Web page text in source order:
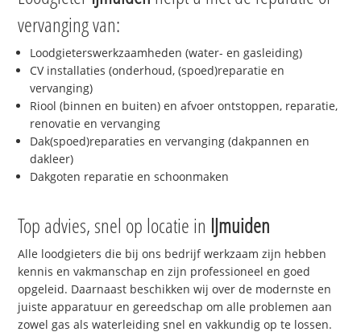
vervanging van:
Loodgieterswerkzaamheden (water- en gasleiding)
CV installaties (onderhoud, (spoed)reparatie en
vervanging)
Riool (binnen en buiten) en afvoer ontstoppen, reparatie,
renovatie en vervanging
Dak(spoed)reparaties en vervanging (dakpannen en
dakleer)
Dakgoten reparatie en schoonmaken
Top advies, snel op locatie in IJmuiden
Alle loodgieters die bij ons bedrijf werkzaam zijn hebben
kennis en vakmanschap en zijn professioneel en goed
opgeleid. Daarnaast beschikken wij over de modernste en
juiste apparatuur en gereedschap om alle problemen aan
zowel gas als waterleiding snel en vakkundig op te lossen.